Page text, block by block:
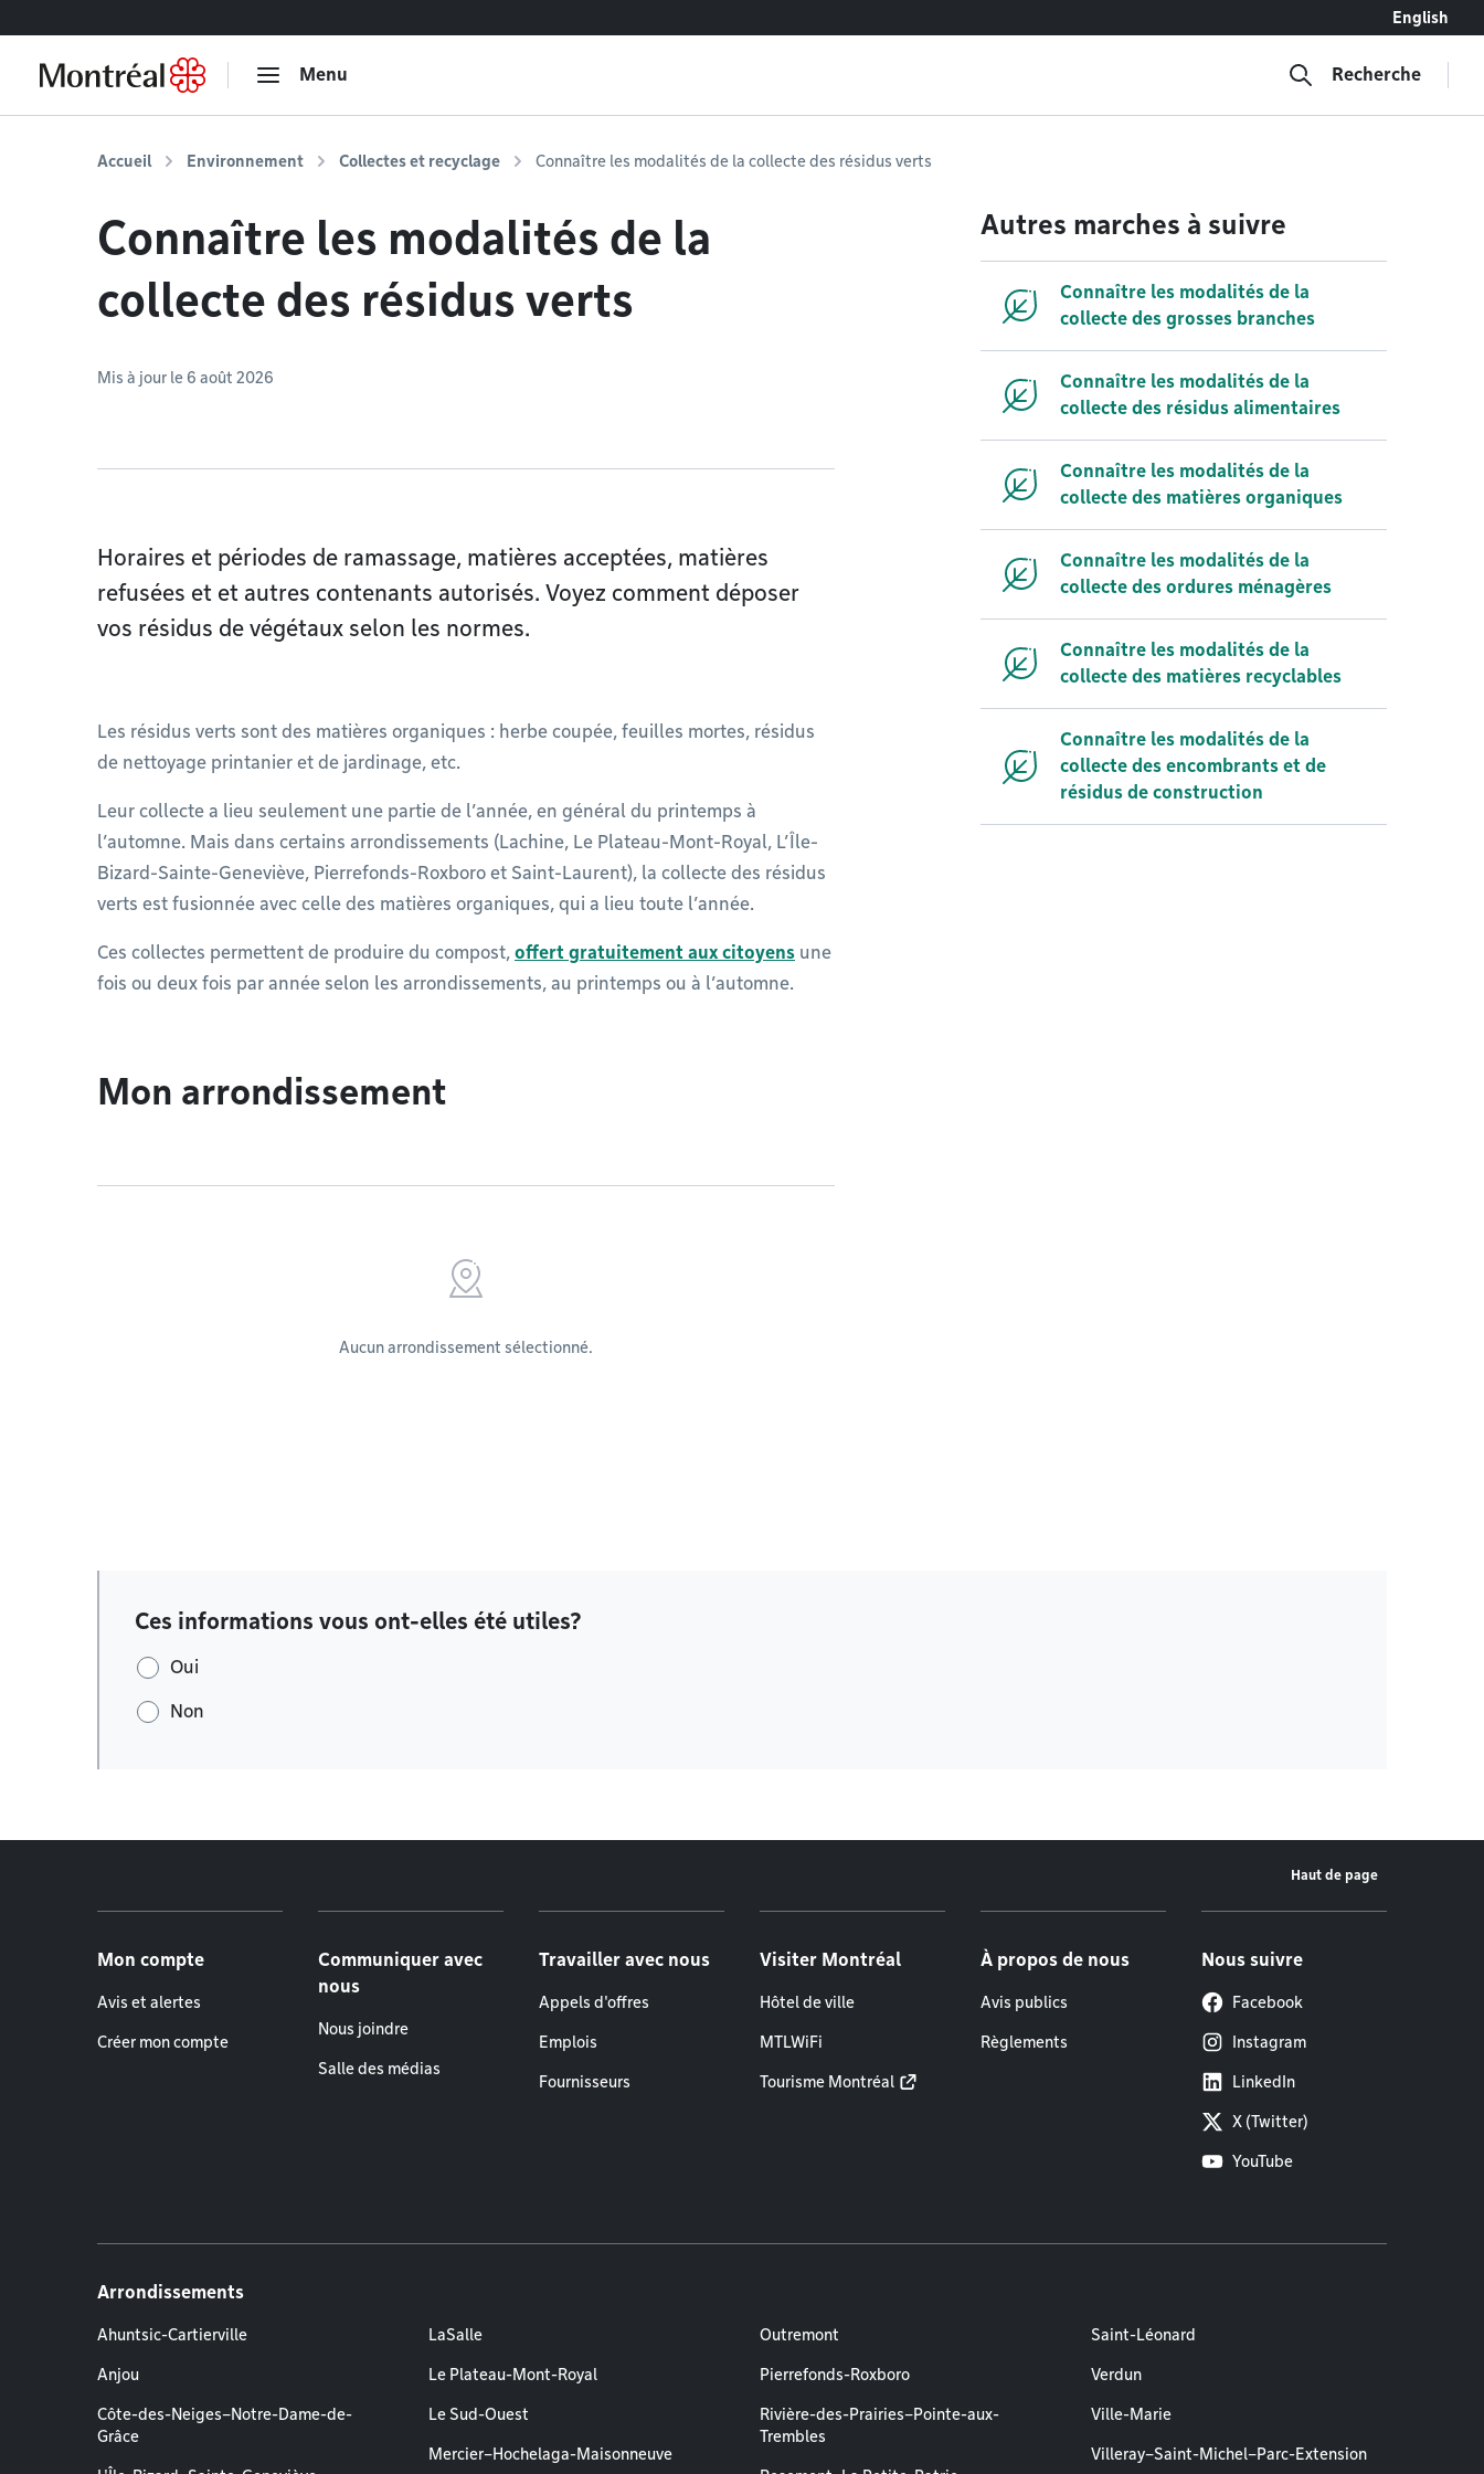
English
Menu Recherche
Accueil Environnement Collectes et recyclage Connaître les modalités de la collecte des résidus verts
Connaître les modalités de la
collecte des résidus verts
Mis à jour le 6 août 2026
Horaires et périodes de ramassage, matières acceptées, matières
refusées et et autres contenants autorisés. Voyez comment déposer
vos résidus de végétaux selon les normes.
Les résidus verts sont des matières organiques : herbe coupée, feuilles mortes, résidus
de nettoyage printanier et de jardinage, etc.
Leur collecte a lieu seulement une partie de l’année, en général du printemps à
l’automne. Mais dans certains arrondissements (Lachine, Le Plateau-Mont-Royal, L’Île-
Bizard-Sainte-Geneviève, Pierrefonds-Roxboro et Saint-Laurent), la collecte des résidus
verts est fusionnée avec celle des matières organiques, qui a lieu toute l’année.
Ces collectes permettent de produire du compost, offert gratuitement aux citoyens une
fois ou deux fois par année selon les arrondissements, au printemps ou à l’automne.
Mon arrondissement
Aucun arrondissement sélectionné.
Autres marches à suivre
Connaître les modalités de la
collecte des grosses branches
Connaître les modalités de la
collecte des résidus alimentaires
Connaître les modalités de la
collecte des matières organiques
Connaître les modalités de la
collecte des ordures ménagères
Connaître les modalités de la
collecte des matières recyclables
Connaître les modalités de la
collecte des encombrants et de
résidus de construction
Ces informations vous ont-elles été utiles?
Oui
Non
Haut de page
Mon compte
Avis et alertes
Créer mon compte
Communiquer avec
nous
Nous joindre
Salle des médias
Travailler avec nous
Appels d'offres
Emplois
Fournisseurs
Visiter Montréal
Hôtel de ville
MTLWiFi
Tourisme Montréal
À propos de nous
Avis publics
Règlements
Nous suivre
Facebook
Instagram
LinkedIn
X (Twitter)
YouTube
Arrondissements
Ahuntsic-Cartierville
Anjou
Côte-des-Neiges–Notre-Dame-de-
Grâce
LaSalle
Le Plateau-Mont-Royal
Le Sud-Ouest
Mercier–Hochelaga-Maisonneuve
Outremont
Pierrefonds-Roxboro
Rivière-des-Prairies–Pointe-aux-
Trembles
Saint-Léonard
Verdun
Ville-Marie
Villeray–Saint-Michel–Parc-Extension